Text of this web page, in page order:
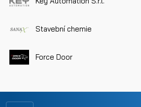
Stavební chemie
Force Door